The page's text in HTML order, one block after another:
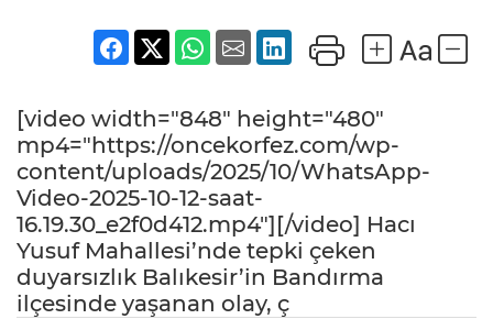
[video width="848" height="480"
mp4="https://oncekorfez.com/wp-
content/uploads/2025/10/WhatsApp-
Video-2025-10-12-saat-
16.19.30_e2f0d412.mp4"][/video] Hacı
Yusuf Mahallesi’nde tepki çeken
duyarsızlık Balıkesir’in Bandırma
ilçesinde yaşanan olay, ç